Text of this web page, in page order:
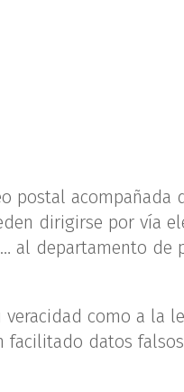
postal acompañada
dirigirse por vía
al departamento de
veracidad como a la
facilitado datos